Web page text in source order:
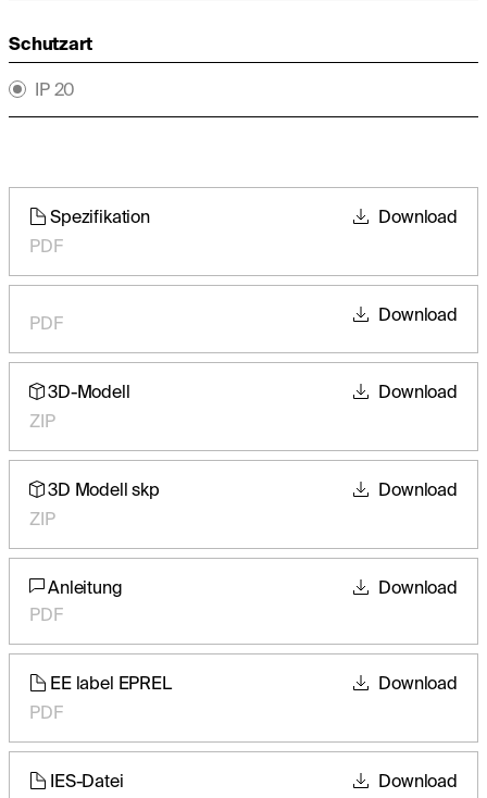
Schutzart
IP 20
Spezifikation
PDF
Download
PDF Download
3D-Modell
ZIP
Download
3D Modell skp
ZIP
Download
Anleitung
PDF
Download
EE label EPREL
PDF
Download
IES-Datei Download